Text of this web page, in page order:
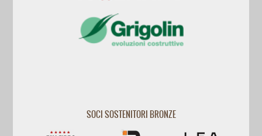
SOCI SOSTENITORI BRONZE